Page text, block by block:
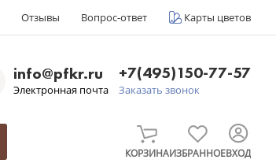
Отзывы Вопрос-ответ Карты цветов
info@pfkr.ru
Электронная почта
+7(495)150-77-57
Заказать звонок
КОРЗИНАИЗБРАННОЕВХОД